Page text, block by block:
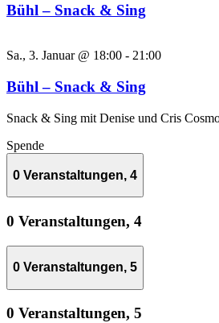
Bühl – Snack & Sing
Sa., 3. Januar @ 18:00 - 21:00
Bühl – Snack & Sing
Snack & Sing mit Denise und Cris
Spende
0 Veranstaltungen, 4
0 Veranstaltungen, 4
0 Veranstaltungen, 5
0 Veranstaltungen, 5